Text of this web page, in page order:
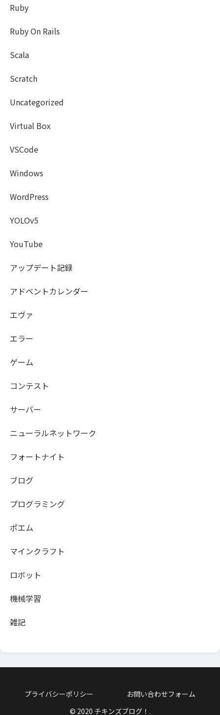
Ruby
Ruby On Rails
Scala
Scratch
Uncategorized
Virtual Box
VSCode
Windows
WordPress
YOLOv5
YouTube
アップデート記録
アドベントカレンダー
エヴァ
エラー
ゲーム
コンテスト
サーバー
ニューラルネットワーク
フォートナイト
ブログ
プログラミング
ポエム
マインクラフト
ロボット
機械学習
雑記
プライバシーポリシー
お問い合わせフォーム
© 2020 チキンズブログ！.